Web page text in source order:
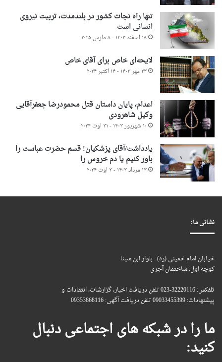
تنها راه نجات کشور در بلندمدت، تربیت نیروی
انسانی است
۱۸ اسفند ۱۴۰۳ - ۸ مارس ۲۰۲۵
لایحه‌ای خاص برای آقای خاص
۲۳ مهر ۱۴۰۳ - ۱۴ اکتبر ۲۰۲۴
اعدام، پایان داستان قتل محمودرضا جعفرآقایی
وکیل شاهرودی
۱۰ شهریور ۱۴۰۳ - ۳۱ اوت ۲۰۲۴
یادداشت/آقای پزشکیان! قسم حضرت عباست را
باور کنیم یا دم خروس را
۱۳ مرداد ۱۴۰۳ - ۳ اوت ۲۰۲۴
نشانی ما:
خیابان امام خمینی (ره) . بلوار ابن سینا
کوچه اول. ساختمان آجری
تلفکس: 32220116-023 تلفن دریافت اخبار، گزارشات، انتقادات و
پیشنهادات: 09033455399 تلفن دریافت آگهی: 09353868116
ما را در شبکه های اجتماعی دنبال
کنید: